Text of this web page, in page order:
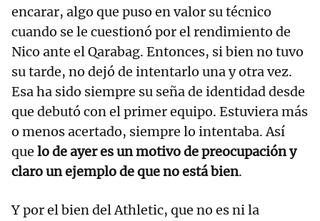
encarar, algo que puso en valor su técnico
cuando se le cuestionó por el rendimiento de
Nico ante el Qarabag. Entonces, si bien no tuvo
su tarde, no dejó de intentarlo una y otra vez.
Esa ha sido siempre su seña de identidad desde
que debutó con el primer equipo. Estuviera más
o menos acertado, siempre lo intentaba. Así
que lo de ayer es un motivo de preocupación y
claro un ejemplo de que no está bien.
Y por el bien del Athletic, que no es ni la